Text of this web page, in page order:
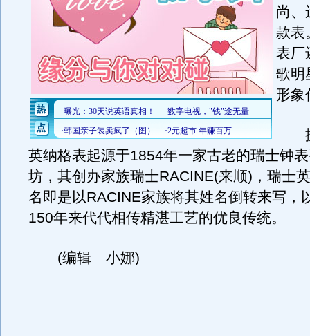
尚、
款表
表厂
歌明
形象
据
英纳格表起源于1854年一家古老的瑞士钟
坊，其创办家族瑞士RACINE(来顺)，瑞士
名即是以RACINE家族将其姓名倒转来写，
150年来代代相传精湛工艺的优良传统。
(编辑 小娜)